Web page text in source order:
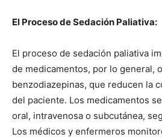
El Proceso de Sedación Paliativa:
El proceso de sedación paliativa
de medicamentos, por lo general,
benzodiazepinas, que reducen la
del paciente. Los medicamentos
oral, intravenosa o subcutánea,
Los médicos y enfermeros